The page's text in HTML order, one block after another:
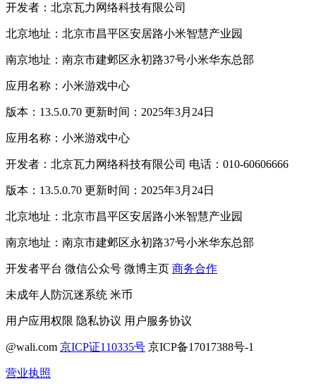
开发者：北京瓦力网络科技有限公司
北京地址：北京市昌平区安居路小米智慧产业园
南京地址：南京市建邺区永初路37号小米华东总部
应用名称：小米游戏中心
版本：13.5.0.70 更新时间：2025年3月24日
应用名称：小米游戏中心
开发者：北京瓦力网络科技有限公司 电话：010-60606666
版本：13.5.0.70 更新时间：2025年3月24日
北京地址：北京市昌平区安居路小米智慧产业园
南京地址：南京市建邺区永初路37号小米华东总部
开发者平台 微信公众号 微博主页 商务合作
未成年人防沉迷系统 米币
用户应用权限 隐私协议 用户服务协议
@wali.com 京ICP证110335号 京ICP备17017388号-1
营业执照